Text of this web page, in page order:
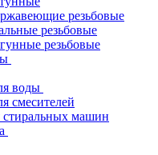
резьбовые
резьбовые
резьбовые
воды
смесителей
машин